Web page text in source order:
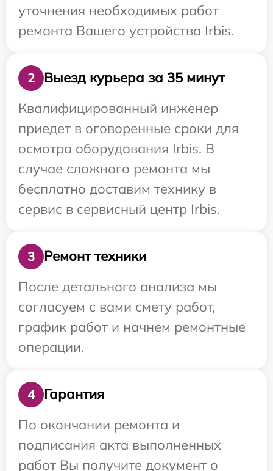
уточнения необходимых работ
ремонта Вашего устройства Irbis.
2
Выезд курьера за 35 минут
Квалифицированный инженер
приедет в оговоренные сроки для
осмотра оборудования Irbis. В
случае сложного ремонта мы
бесплатно доставим технику в
сервис в сервисный центр Irbis.
3
Ремонт техники
После детального анализа мы
согласуем с вами смету работ,
график работ и начнем ремонтные
операции.
4
Гарантия
По окончании ремонта и
подписания акта выполненных
работ Вы получите документ о